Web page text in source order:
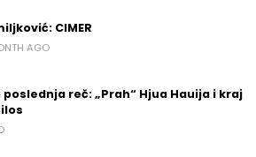
CIMER
AGO
poslednja reč: „Prah“ Hjua Hauija i kraj